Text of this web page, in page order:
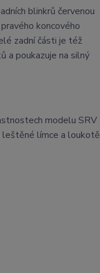
blinkrů červenou
koncového
zadní části je též
a poukazuje na silný
modelu SRV
leštěné límce a loukotě